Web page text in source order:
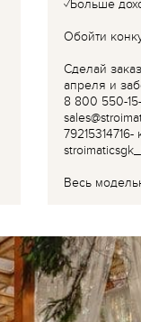
✓Больше
Обойти
Сделай
апреля и
8 800 550-
79215314716-
Весь